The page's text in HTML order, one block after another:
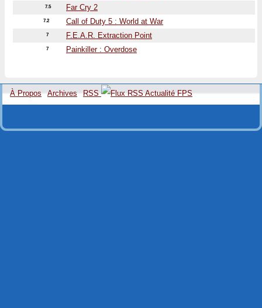
7.5 Far Cry 2
7.2 Call of Duty 5 : World at War
7 F.E.A.R. Extraction Point
7 Painkiller : Overdose
À Propos Archives RSS